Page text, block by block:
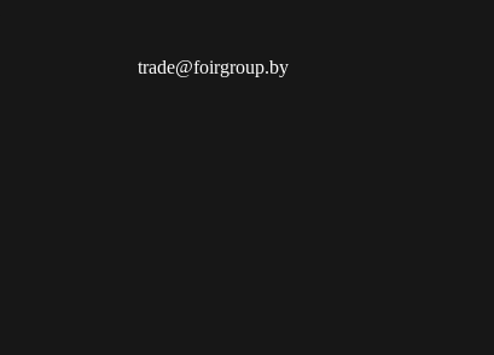
trade@foirgroup.by